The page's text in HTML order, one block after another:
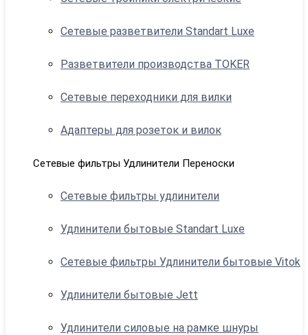
Сетевые разветвители Standart Luxe
Разветвители производства TOKER
Сетевые переходники для вилки
Адаптеры для розеток и вилок
Сетевые фильтры Удлинители Переноски
Сетевые фильтры удлинители
Удлинители бытовые Standart Luxe
Сетевые фильтры Удлинители бытовые Vitok
Удлинители бытовые Jett
Удлинители силовые на рамке шнуры